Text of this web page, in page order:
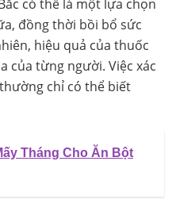
có thể là một lựa chọn
đồng thời bồi bổ sức
hiệu quả của thuốc
của từng người. Việc xác
chỉ có thể biết
Tháng Cho Ăn Bột